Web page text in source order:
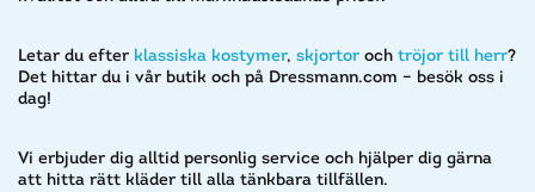
Letar du efter klassiska kostymer, skjortor och ​ tröjor till herr?
Det hittar du i vår butik och på Dressmann.com – besök oss i
dag!​
Vi erbjuder dig alltid personlig service och hjälper dig gärna
att hitta rätt kläder till alla tänkbara tillfällen.